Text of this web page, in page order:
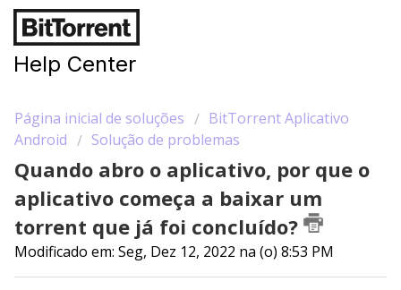
Help Center
Página inicial de soluções
BitTorrent Aplicativo
Android
Solução de problemas
Quando abro o aplicativo, por que o
aplicativo começa a baixar um
torrent que já foi concluído?
Modificado em: Seg, Dez 12, 2022 na (o) 8:53 PM